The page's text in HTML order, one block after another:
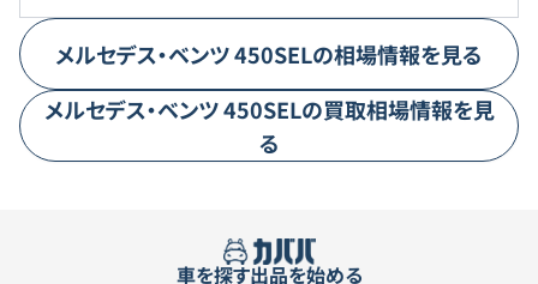
級素材で、長時間のドライブでも快適さを保ちます。
メルセデス・ベンツ450SELの相場情報を見る
メルセデス・ベンツ450SELの買取相場情報を見
る
車を探す出品を始める